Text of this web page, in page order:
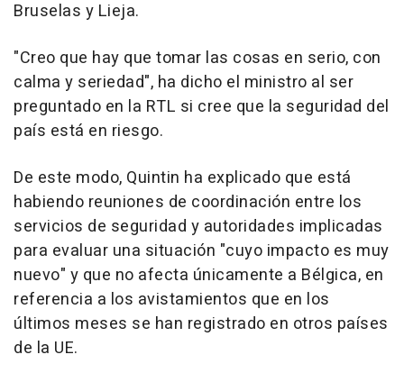
Bruselas y Lieja.
"Creo que hay que tomar las cosas en serio, con
calma y seriedad", ha dicho el ministro al ser
preguntado en la RTL si cree que la seguridad del
país está en riesgo.
De este modo, Quintin ha explicado que está
habiendo reuniones de coordinación entre los
servicios de seguridad y autoridades implicadas
para evaluar una situación "cuyo impacto es muy
nuevo" y que no afecta únicamente a Bélgica, en
referencia a los avistamientos que en los
últimos meses se han registrado en otros países
de la UE.